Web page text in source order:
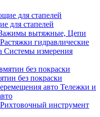
для стапелей
вытяжные, Цепи
Растяжки гидравлические
Системы измерения
без покраски
Тележки и
Рихтовочный инструмент